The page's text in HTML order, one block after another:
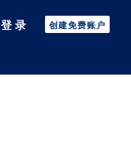
登录 创建免费账户